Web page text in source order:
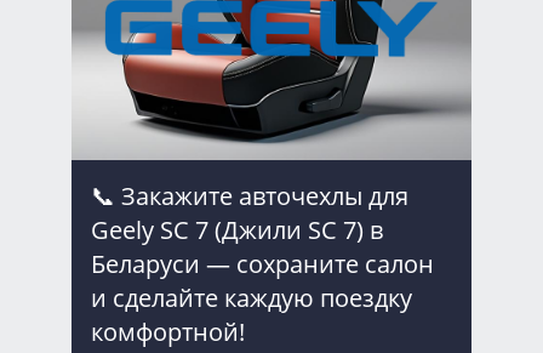
📞 Закажите авточехлы для
Geely SC 7 (Джили SC 7) в
Беларуси — сохраните салон
и сделайте каждую поездку
комфортной!